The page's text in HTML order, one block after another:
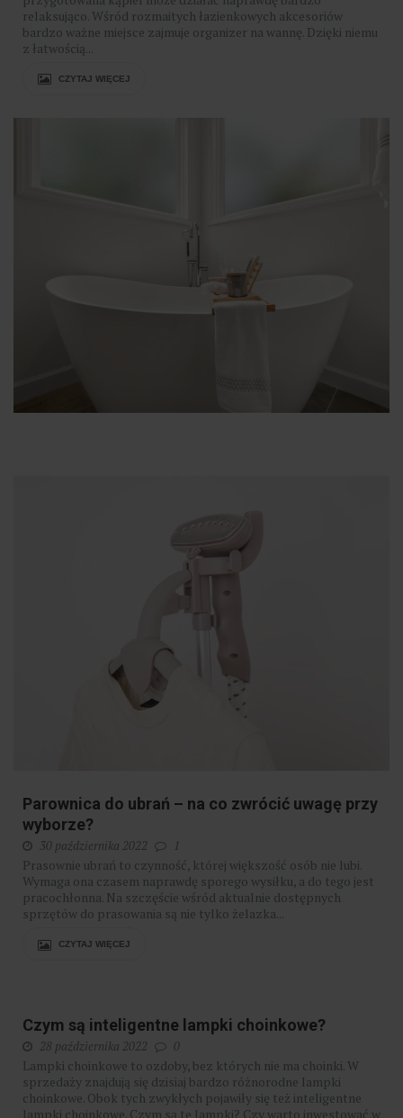
relaksująco. Wśród rozmaitych łazienkowych akcesoriów
bardzo ważne miejsce zajmuje organizer na wannę. Dzięki niemu
z łatwością...
CZYTAJ WIĘCEJ
Parownica do ubrań – na co zwrócić uwagę przy
wyborze?
30 października 2022 1
Prasownie ubrań to czynność, której większość osób nie lubi.
Wymaga ona czasem naprawdę sporego wysiłku, a do tego jest
pracochłonna. Na szczęście wśród aktualnie dostępnych
sprzętów do prasowania są nie tylko żelazka...
CZYTAJ WIĘCEJ
Czym są inteligentne lampki choinkowe?
28 października 2022 0
Lampki choinkowe to ozdoby, bez których nie ma choinki. W
sprzedaży znajdują się dzisiaj bardzo różnorodne lampki
choinkowe. Obok tych zwykłych pojawiły się też inteligentne
lampki choinkowe. Czym są te lampki? Czy warto inwestować w